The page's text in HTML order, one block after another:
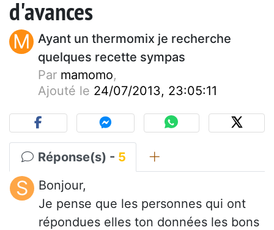
d'avances
M Ayant un thermomix je recherche
quelques recette sympas
Par mamomo,
Ajouté le 24/07/2013, 23:05:11
Réponse(s) - 5
S
Bonjour,
Je pense que les personnes qui ont
répondues elles ton données les bons